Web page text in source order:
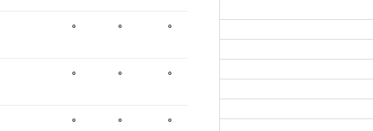
۰ ۰ ۰
۰ ۰ ۰
۰ ۰ ۰